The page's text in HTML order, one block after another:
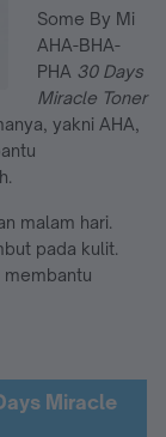
Some By Mi
AHA-BHA-
PHA 30 Days
Miracle Toner
yakni AHA,
malam hari.
pada kulit.
membantu
Miracle